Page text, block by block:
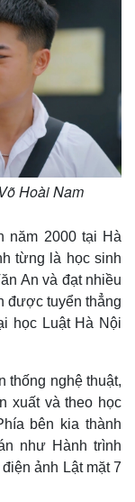
Hoài Nam
năm 2000 tại Hà
từng là học sinh
An và đạt nhiều
được tuyển thẳng
học Luật Hà Nội
thống nghệ thuật,
xuất và theo học
bên kia thành
như Hành trình
ảnh Lật mặt 7